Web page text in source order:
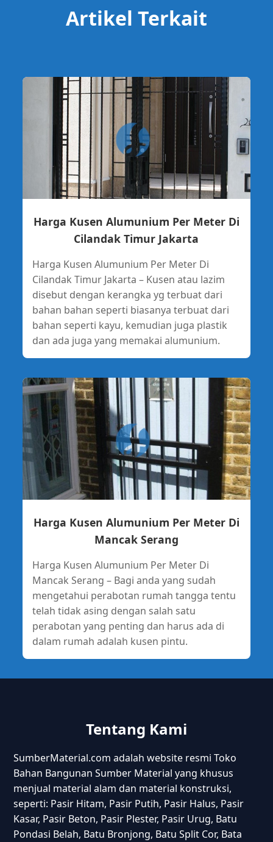
Artikel Terkait
Harga Kusen Alumunium Per Meter Di
Cilandak Timur Jakarta
Harga Kusen Alumunium Per Meter Di
Cilandak Timur Jakarta – Kusen atau lazim
disebut dengan kerangka yg terbuat dari
bahan bahan seperti biasanya terbuat dari
bahan seperti kayu, kemudian juga plastik
dan ada juga yang memakai alumunium.
Harga Kusen Alumunium Per Meter Di
Mancak Serang
Harga Kusen Alumunium Per Meter Di
Mancak Serang – Bagi anda yang sudah
mengetahui perabotan rumah tangga tentu
telah tidak asing dengan salah satu
perabotan yang penting dan harus ada di
dalam rumah adalah kusen pintu.
Tentang Kami
SumberMaterial.com adalah website resmi Toko
Bahan Bangunan Sumber Material yang khusus
menjual material alam dan material konstruksi,
seperti: Pasir Hitam, Pasir Putih, Pasir Halus, Pasir
Kasar, Pasir Beton, Pasir Plester, Pasir Urug, Batu
Pondasi Belah, Batu Bronjong, Batu Split Cor, Bata